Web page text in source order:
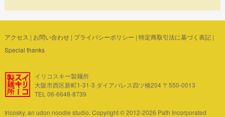
アクセス | お問い合わせ| プライバシーポリシー | 特定商取引法に基づく表記|
Special thanks
イリコスキー製麺所
大阪市西区新町1-31-3 ダイアパレス四ツ橋204 〒550-0013
TEL 06-6648-8739
Iricosky, an udon noodle studio. Copyright © 2012-2026 Path Incorporated